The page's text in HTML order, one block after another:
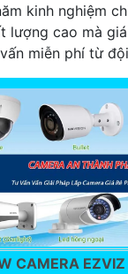
kinh nghiệm
lượng cao mà
miễn phí từ
CAMERA